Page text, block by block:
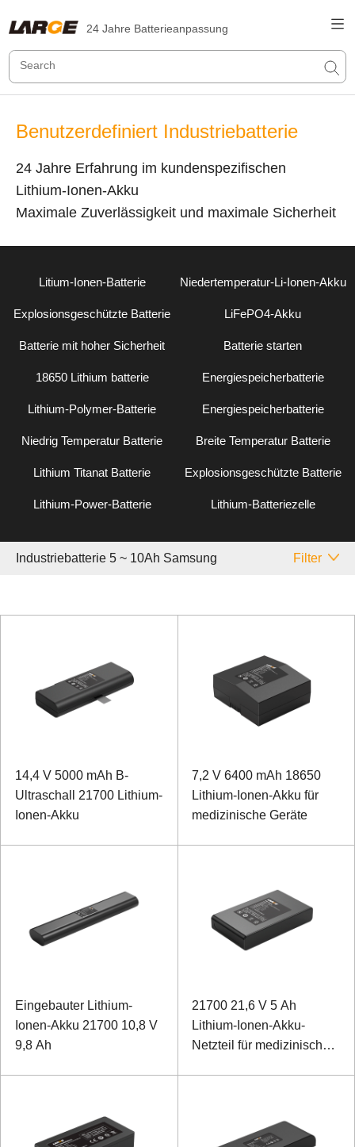
24 Jahre Batterieanpassung
Benutzerdefiniert Industriebatterie
24 Jahre Erfahrung im kundenspezifischen
Lithium-Ionen-Akku
Maximale Zuverlässigkeit und maximale Sicherheit
Litium-Ionen-Batterie Niedertemperatur-Li-Ionen-Akku
Explosionsgeschützte Batterie LiFePO4-Akku
Batterie mit hoher Sicherheit Batterie starten
18650 Lithium batterie Energiespeicherbatterie
Lithium-Polymer-Batterie Energiespeicherbatterie
Niedrig Temperatur Batterie Breite Temperatur Batterie
Lithium Titanat Batterie Explosionsgeschützte Batterie
Lithium-Power-Batterie Lithium-Batteriezelle
Industriebatterie 5 ~ 10Ah Samsung Filter
14,4 V 5000 mAh B-
Ultraschall 21700 Lithium-
Ionen-Akku
7,2 V 6400 mAh 18650
Lithium-Ionen-Akku für
medizinische Geräte
Eingebauter Lithium-
Ionen-Akku 21700 10,8 V
9,8 Ah
21700 21,6 V 5 Ah
Lithium-Ionen-Akku-
Netzteil für medizinische